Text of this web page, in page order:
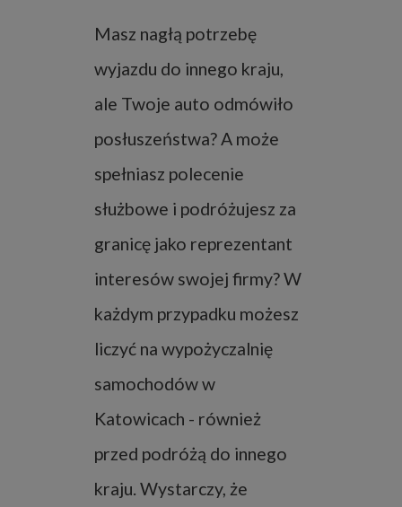
Masz nagłą potrzebę
wyjazdu do innego kraju,
ale Twoje auto odmówiło
posłuszeństwa? A może
spełniasz polecenie
służbowe i podróżujesz za
granicę jako reprezentant
interesów swojej firmy? W
każdym przypadku możesz
liczyć na wypożyczalnię
samochodów w
Katowicach - również
przed podróżą do innego
kraju. Wystarczy, że